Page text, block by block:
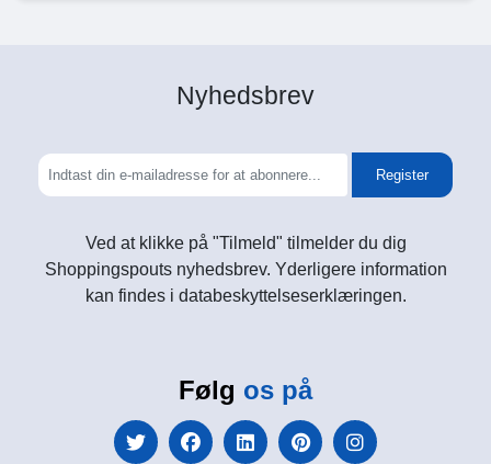
Nyhedsbrev
Register
Ved at klikke på "Tilmeld" tilmelder du dig
Shoppingspouts nyhedsbrev. Yderligere information
kan findes i databeskyttelseserklæringen.
Følg os på